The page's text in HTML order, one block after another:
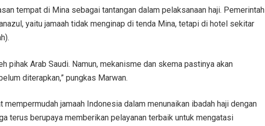
tempat di Mina sebagai tantangan dalam pelaksanaan haji. Pemerintah
yaitu jamaah tidak menginap di tenda Mina, tetapi di hotel sekitar
pihak Arab Saudi. Namun, mekanisme dan skema pastinya akan
diterapkan,” pungkas Marwan.
mempermudah jamaah Indonesia dalam menunaikan ibadah haji dengan
terus berupaya memberikan pelayanan terbaik untuk mengatasi